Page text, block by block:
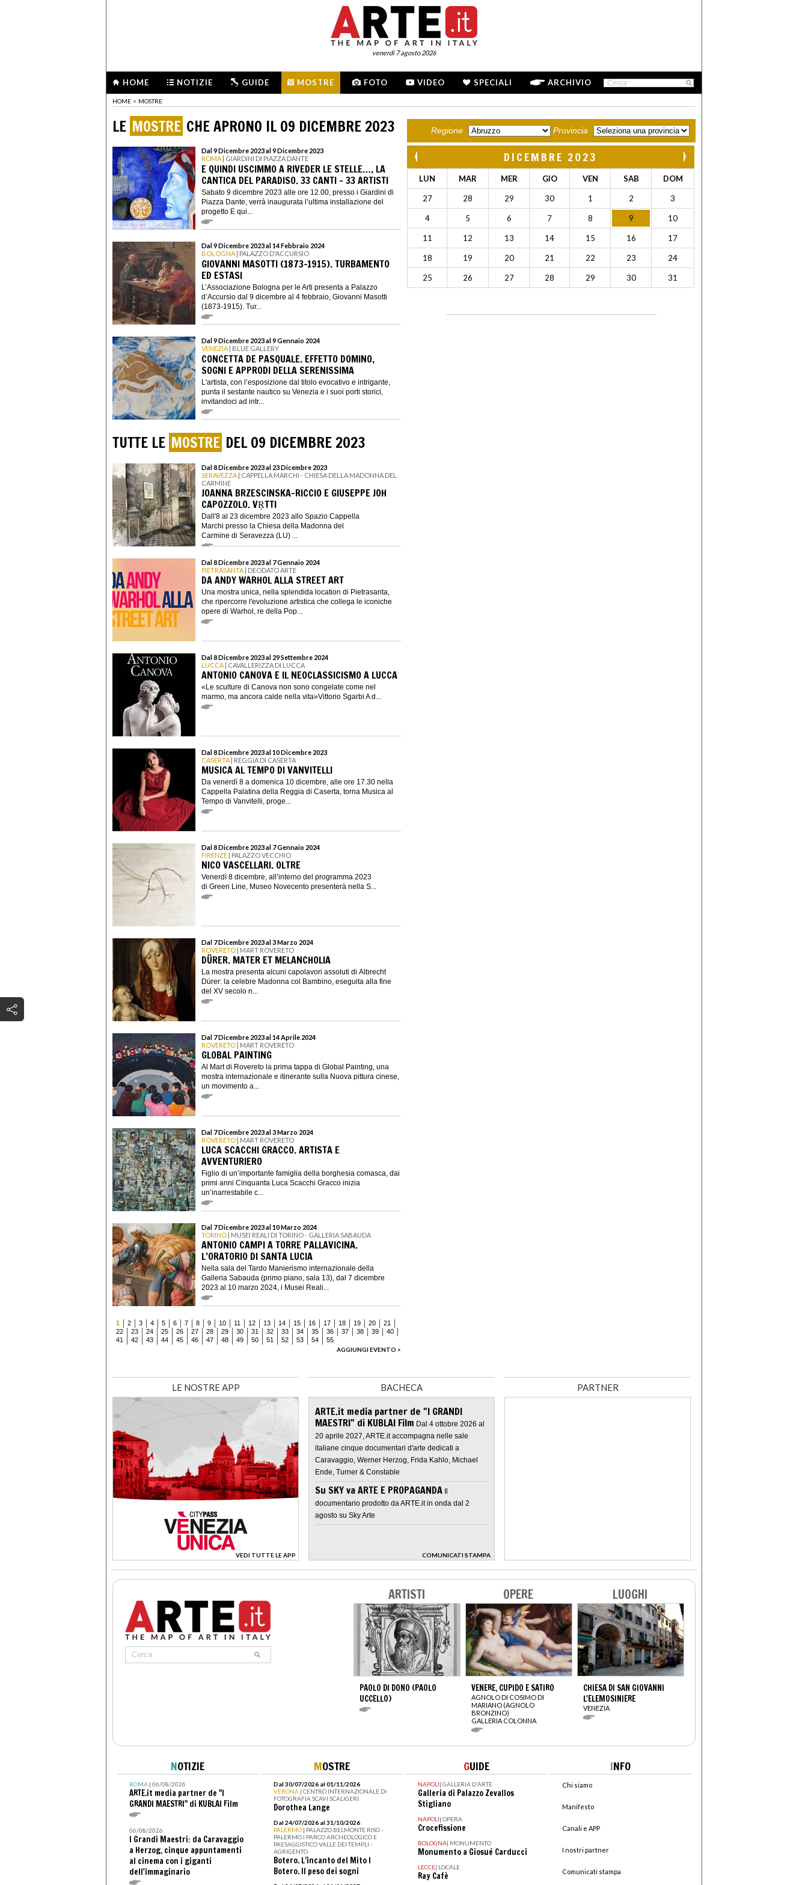
venerdì 7 agosto 2026
HOME NOTIZIE GUIDE MOSTRE FOTO VIDEO SPECIALI ARCHIVIO
HOME > MOSTRE
LE MOSTRE CHE APRONO IL 09 DICEMBRE 2023
Dal 9 Dicembre 2023 al 9 Dicembre 2023
ROMA | GIARDINI DI PIAZZA DANTE
E QUINDI USCIMMO A RIVEDER LE STELLE…, LA
CANTICA DEL PARADISO. 33 CANTI - 33 ARTISTI
Sabato 9 dicembre 2023 alle ore 12.00, presso i Giardini di
Piazza Dante, verrà inaugurata l’ultima installazione del
progetto E qui...
Dal 9 Dicembre 2023 al 14 Febbraio 2024
BOLOGNA | PALAZZO D'ACCURSIO
GIOVANNI MASOTTI (1873-1915). TURBAMENTO
ED ESTASI
L’Associazione Bologna per le Arti presenta a Palazzo
d’Accursio dal 9 dicembre al 4 febbraio, Giovanni Masotti
(1873-1915). Tur...
Dal 9 Dicembre 2023 al 9 Gennaio 2024
VENEZIA | BLUE GALLERY
CONCETTA DE PASQUALE. EFFETTO DOMINO,
SOGNI E APPRODI DELLA SERENISSIMA
L'artista, con l’esposizione dal titolo evocativo e intrigante,
punta il sestante nautico su Venezia e i suoi porti storici,
invitandoci ad intr...
TUTTE LE MOSTRE DEL 09 DICEMBRE 2023
Dal 8 Dicembre 2023 al 23 Dicembre 2023
SERAVEZZA | CAPPELLA MARCHI - CHIESA DELLA MADONNA DEL
CARMINE
JOANNA BRZESCINSKA-RICCIO E GIUSEPPE JOH
CAPOZZOLO. VṚTTI
Dall'8 al 23 dicembre 2023 allo Spazio Cappella
Marchi presso la Chiesa della Madonna del
Carmine di Seravezza (LU) ...
Dal 8 Dicembre 2023 al 7 Gennaio 2024
PIETRASANTA | DEODATO ARTE
DA ANDY WARHOL ALLA STREET ART
Una mostra unica, nella splendida location di Pietrasanta,
che ripercorre l'evoluzione artistica che collega le iconiche
opere di Warhol, re della Pop...
Dal 8 Dicembre 2023 al 29 Settembre 2024
LUCCA | CAVALLERIZZA DI LUCCA
ANTONIO CANOVA E IL NEOCLASSICISMO A LUCCA
«Le sculture di Canova non sono congelate come nel
marmo, ma ancora calde nella vita»Vittorio Sgarbi A d...
Dal 8 Dicembre 2023 al 10 Dicembre 2023
CASERTA | REGGIA DI CASERTA
MUSICA AL TEMPO DI VANVITELLI
Da venerdì 8 a domenica 10 dicembre, alle ore 17.30 nella
Cappella Palatina della Reggia di Caserta, torna Musica al
Tempo di Vanvitelli, proge...
Dal 8 Dicembre 2023 al 7 Gennaio 2024
FIRENZE | PALAZZO VECCHIO
NICO VASCELLARI. OLTRE
Venerdì 8 dicembre, all’interno del programma 2023
di Green Line, Museo Novecento presenterà nella S...
Dal 7 Dicembre 2023 al 3 Marzo 2024
ROVERETO | MART ROVERETO
DÜRER. MATER ET MELANCHOLIA
La mostra presenta alcuni capolavori assoluti di Albrecht
Dürer: la celebre Madonna col Bambino, eseguita alla fine
del XV secolo n...
Dal 7 Dicembre 2023 al 14 Aprile 2024
ROVERETO | MART ROVERETO
GLOBAL PAINTING
Al Mart di Rovereto la prima tappa di Global Painting, una
mostra internazionale e itinerante sulla Nuova pittura cinese,
un movimento a...
Dal 7 Dicembre 2023 al 3 Marzo 2024
ROVERETO | MART ROVERETO
LUCA SCACCHI GRACCO. ARTISTA E
AVVENTURIERO
Figlio di un’importante famiglia della borghesia comasca, dai
primi anni Cinquanta Luca Scacchi Gracco inizia
un’inarrestabile c...
Dal 7 Dicembre 2023 al 10 Marzo 2024
TORINO | MUSEI REALI DI TORINO - GALLERIA SABAUDA
ANTONIO CAMPI A TORRE PALLAVICINA.
L’ORATORIO DI SANTA LUCIA
Nella sala del Tardo Manierismo internazionale della
Galleria Sabauda (primo piano, sala 13), dal 7 dicembre
2023 al 10 marzo 2024, i Musei Reali...
1 2 3 4 5 6 7 8 9 10 11 12 13 14 15 16 17 18 19 20
21
22
23 24 25 26 27 28 29 30 31 32 33 34 35 36 37 38 39
40
41
42 43 44 45 46 47 48 49 50 51 52 53 54
55
AGGIUNGI EVENTO >
Regione Provincia
DICEMBRE 2023
LUN MAR MER GIO VEN SAB DOM
27 28 29 30 1 2 3
4 5 6 7 8 9 10
11 12 13 14 15 16 17
18 19 20 21 22 23 24
25 26 27 28 29 30 31
LE NOSTRE APP
VEDI TUTTE LE APP
>
BACHECA
ARTE.it media partner de "I GRANDI
MAESTRI" di KUBLAI Film Dal 4 ottobre 2026 al
20 aprile 2027, ARTE.it accompagna nelle sale
italiane cinque documentari d'arte dedicati a
Caravaggio, Werner Herzog, Frida Kahlo, Michael
Ende, Turner & Constable
Su SKY va ARTE E PROPAGANDA Il
documentario prodotto da ARTE.it in onda dal 2
agosto su Sky Arte
COMUNICATI STAMPA
>
PARTNER
ARTISTI
PAOLO DI DONO (PAOLO
UCCELLO)
OPERE
VENERE, CUPIDO E SATIRO
AGNOLO DI COSIMO DI
MARIANO (AGNOLO
BRONZINO)
GALLERIA COLONNA
LUOGHI
CHIESA DI SAN GIOVANNI
L'ELEMOSINIERE
VENEZIA
NOTIZIE
ROMA| 06/08/2026
ARTE.it media partner de "I
GRANDI MAESTRI" di KUBLAI Film
06/08/2026
I Grandi Maestri: da Caravaggio
a Herzog, cinque appuntamenti
al cinema con i giganti
dell'immaginario
MOSTRE
Dal 30/07/2026 al 01/11/2026
VERONA | CENTRO INTERNAZIONALE DI
FOTOGRAFIA SCAVI SCALIGERI
Dorothea Lange
Dal 24/07/2026 al 31/10/2026
PALERMO | PALAZZO BELMONTE RISO -
PALERMO I PARCO ARCHEOLOGICO E
PAESAGGISTICO VALLE DEI TEMPLI -
AGRIGENTO
Botero. L’incanto del Mito I
Botero. Il peso dei sogni
GUIDE
NAPOLI| GALLERIA D'ARTE
Galleria di Palazzo Zevallos
Stigliano
NAPOLI| OPERA
Crocefissione
BOLOGNA| MONUMENTO
Monumento a Giosué Carducci
LECCE| LOCALE
Ray Cafè
INFO
Chi siamo
Manifesto
Canali e APP
I nostri partner
Comunicati stampa